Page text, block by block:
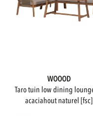
Tafels
MERKEN
WOOOD
taro tuin low dining loungeset
acaciahout naturel [fsc]